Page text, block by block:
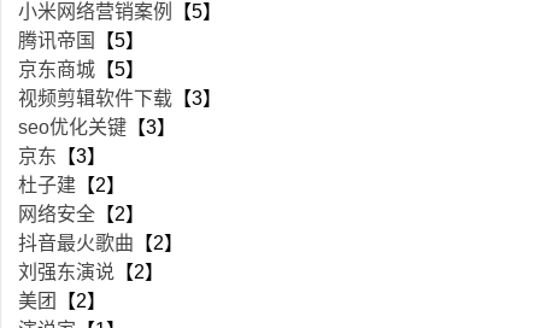
小米网络营销案例
【5】
腾讯帝国
【5】
京东商城 【5】
视频剪辑软件下载 【3】
seo优化关键 【3】
京东 【3】
杜子建 【2】
网络安全 【2】
抖音最火歌曲 【2】
刘强东演说 【2】
美团
【2】